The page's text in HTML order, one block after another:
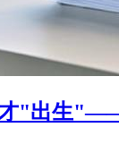
才"出生